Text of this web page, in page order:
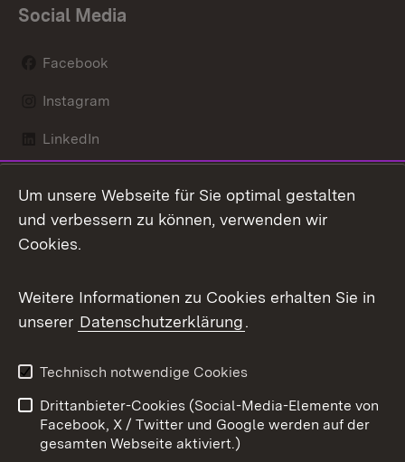
Social Media
Facebook
Instagram
LinkedIn
X / Twitter
Youtube
Kontakt
Datenschutz
Barrierefreiheit
Impressum
Cookies
Um unsere Webseite für Sie optimal gestalten
und verbessern zu können, verwenden wir
Cookies.
Weitere Informationen zu Cookies erhalten Sie in
unserer Datenschutzerklärung.
Technisch notwendige Cookies
Drittanbieter-Cookies (Social-Media-Elemente von
Facebook, X / Twitter und Google werden auf der
gesamten Webseite aktiviert.)